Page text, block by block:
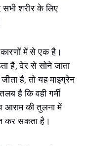
सभी शरीर के लिए
में से एक है।
है, देर से सोने जाता
है, तो यह माइग्रेन
है कि वही गर्मी
आराम की तुलना में
कर सकता है।